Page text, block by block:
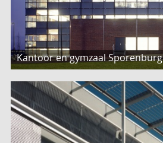
Kantoor en gymzaal Sporenburg